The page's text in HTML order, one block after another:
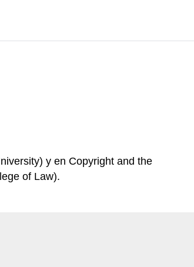
y en Copyright and the
of Law).